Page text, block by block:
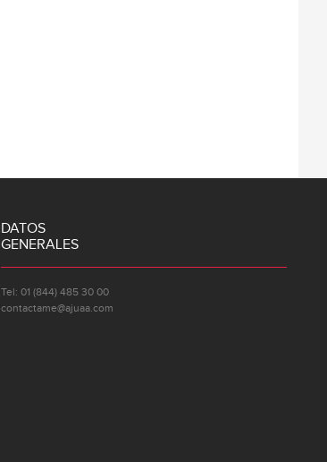
DATOS
GENERALES
Tel: 01 (844) 485 30 00
contactame@ajuaa.com